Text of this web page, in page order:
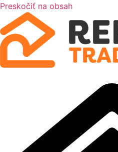
Preskočiť na obsah